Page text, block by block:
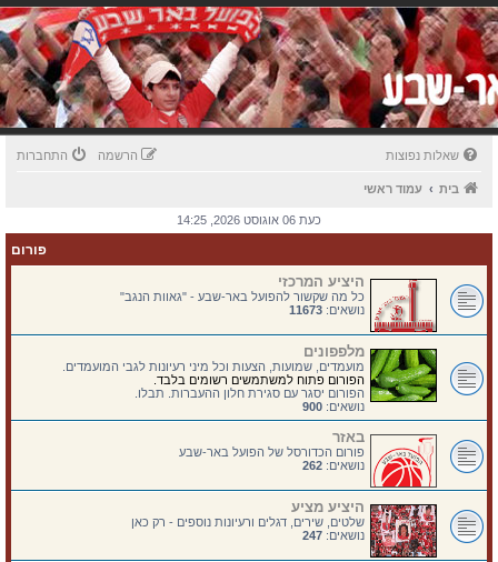
שאלות נפוצות התחברות הרשמה
בית עמוד ראשי
כעת 06 אוגוסט 2026, 14:25
פורום
היציע המרכזי
כל מה שקשור להפועל באר-שבע - "גאוות הנגב"
נושאים: 11673
מלפפונים
מועמדים, שמועות, הצעות וכל מיני רעיונות לגבי המועמדים.
הפורום פתוח למשתמשים רשומים בלבד.
הפורום יסגר עם סגירת חלון ההעברות. תבלו.
נושאים: 900
באזר
פורום הכדורסל של הפועל באר-שבע
נושאים: 262
היציע מציע
שלטים, שירים, דגלים ורעיונות נוספים - רק כאן
נושאים: 247